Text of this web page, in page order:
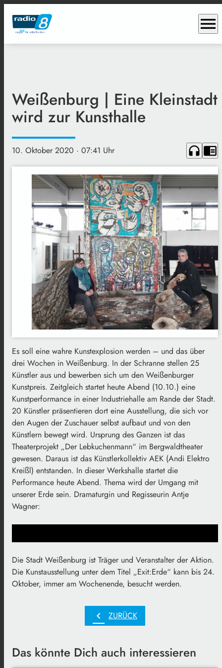
menu
Weißenburg | Eine Kleinstadt
wird zur Kunsthalle
10. Oktober 2020 · 07:41 Uhr headphones chrome_reader_mode
Es soll eine wahre Kunstexplosion werden – und das über
drei Wochen in Weißenburg. In der Schranne stellen 25
Künstler aus und bewerben sich um den Weißenburger
Kunstpreis. Zeitgleich startet heute Abend (10.10.) eine
Kunstperformance in einer Industriehalle am Rande der Stadt.
20 Künstler präsentieren dort eine Ausstellung, die sich vor
den Augen der Zuschauer selbst aufbaut und von den
Künstlern bewegt wird. Ursprung des Ganzen ist das
Theaterprojekt „Der Lebkuchenmann“ im Bergwaldtheater
gewesen. Daraus ist das Künstlerkollektiv AEK (Andi Elektro
Kreißl) entstanden. In dieser Werkshalle startet die
Performance heute Abend. Thema wird der Umgang mit
unserer Erde sein. Dramaturgin und Regisseurin Antje
Wagner:
Die Stadt Weißenburg ist Träger und Veranstalter der Aktion.
Die Kunstausstellung unter dem Titel „Exit:Erde“ kann bis 24.
Oktober, immer am Wochenende, besucht werden.
chevron_left ZURÜCK
Das könnte Dich auch interessieren